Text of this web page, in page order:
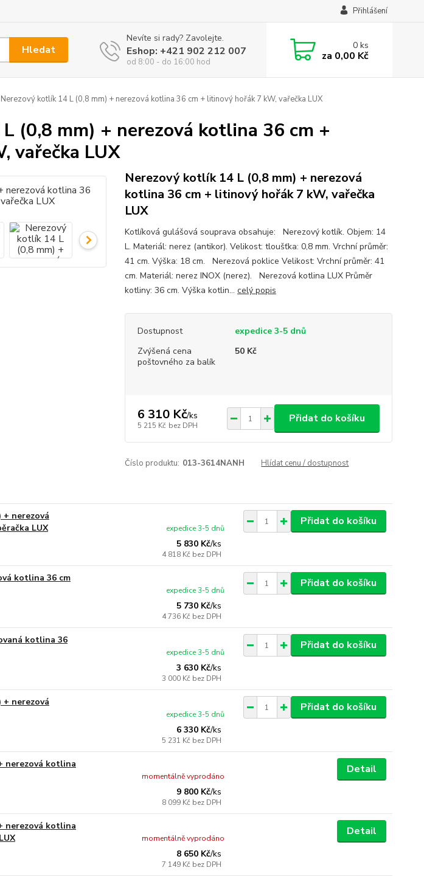
Přihlášení
Hledat
Nevíte si rady? Zavolejte.
Eshop: +421 902 212 007
od 8:00 - do 16:00 hod
0ks
za 0,00 Kč
Nerezový kotlík 14 L (0,8 mm) + nerezová kotlina 36 cm + litinový hořák 7 kW, vařečka LUX
(0,8 mm) + nerezová kotlina 36 cm +
vařečka LUX
Nerezový kotlík 14 L (0,8 mm) + nerezová
kotlina 36 cm + litinový hořák 7 kW, vařečka
LUX
Kotlíková gulášová souprava obsahuje: Nerezový kotlík. Objem: 14
L. Materiál: nerez (antikor). Velikost: tloušťka: 0,8 mm. Vrchní průměr:
41 cm. Výška: 18 cm. Nerezová poklice Velikost: Vrchní průměr: 41
cm. Materiál: nerez INOX (nerez). Nerezová kotlina LUX Průměr
kotliny: 36 cm. Výška kotlin... celý popis
Dostupnost
expedice 3-5 dnů
Zvýšená cena
poštovného za balík
50 Kč
6 310 Kč/ks
5 215 Kč bez DPH
Přidat do košíku
Číslo produktu: 013-3614NANH Hlídat cenu / dostupnost
+ nerezová
LUX
5 830 Kč/ks
4 818 Kč bez DPH
expedice 3-5 dnů
Přidat do košíku
kotlina 36 cm
5 730 Kč/ks
4 736 Kč bez DPH
expedice 3-5 dnů
Přidat do košíku
kotlina 36
3 630 Kč/ks
3 000 Kč bez DPH
expedice 3-5 dnů
Přidat do košíku
+ nerezová
6 330 Kč/ks
5 231 Kč bez DPH
expedice 3-5 dnů
Přidat do košíku
nerezová kotlina
9 800 Kč/ks
8 099 Kč bez DPH
momentálně vyprodáno
Detail
nerezová kotlina
8 650 Kč/ks
7 149 Kč bez DPH
momentálně vyprodáno
Detail